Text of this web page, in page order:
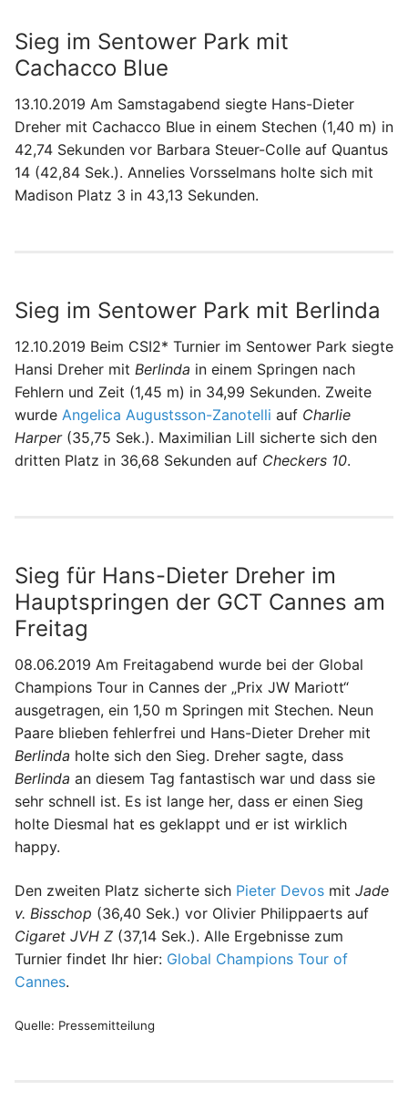
Sieg im Sentower Park mit
Cachacco Blue
13.10.2019 Am Samstagabend siegte Hans-Dieter
Dreher mit Cachacco Blue in einem Stechen (1,40 m) in
42,74 Sekunden vor Barbara Steuer-Colle auf Quantus
14 (42,84 Sek.). Annelies Vorsselmans holte sich mit
Madison Platz 3 in 43,13 Sekunden.
Sieg im Sentower Park mit Berlinda
12.10.2019 Beim CSI2* Turnier im Sentower Park siegte
Hansi Dreher mit Berlinda in einem Springen nach
Fehlern und Zeit (1,45 m) in 34,99 Sekunden. Zweite
wurde Angelica Augustsson-Zanotelli auf Charlie
Harper(35,75 Sek.). Maximilian Lill sicherte sich den
dritten Platz in 36,68 Sekunden auf Checkers 10.
Sieg für Hans-Dieter Dreher im
Hauptspringen der GCT Cannes am
Freitag
08.06.2019 Am Freitagabend wurde bei der Global
Champions Tour in Cannes der „Prix JW Mariott“
ausgetragen, ein 1,50 m Springen mit Stechen. Neun
Paare blieben fehlerfrei und Hans-Dieter Dreher mit
Berlinda holte sich den Sieg. Dreher sagte, dass
Berlinda an diesem Tag fantastisch war und dass sie
sehr schnell ist. Es ist lange her, dass er einen Sieg
holte Diesmal hat es geklappt und er ist wirklich
happy.
Den zweiten Platz sicherte sich Pieter Devos mit Jade
v. Bisschop (36,40 Sek.) vor Olivier Philippaerts auf
Cigaret JVH Z (37,14 Sek.). Alle Ergebnisse zum
Turnier findet Ihr hier: Global Champions Tour of
Cannes.
Quelle: Pressemitteilung